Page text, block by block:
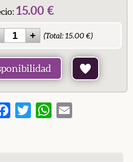
15.00€
(Total:15.00 €)
FacebookTwitterWhatsApp
Email